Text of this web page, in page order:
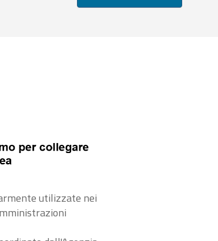
utilizzate nei